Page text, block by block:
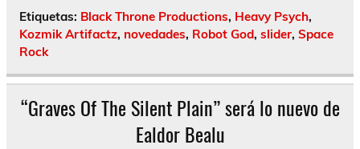
Etiquetas: Black Throne Productions, Heavy Psych,
Kozmik Artifactz, novedades, Robot God, slider, Space
Rock
“Graves Of The Silent Plain” será lo nuevo de
Ealdor Bealu